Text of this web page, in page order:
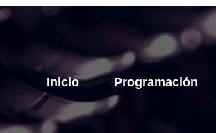
Inicio Programación